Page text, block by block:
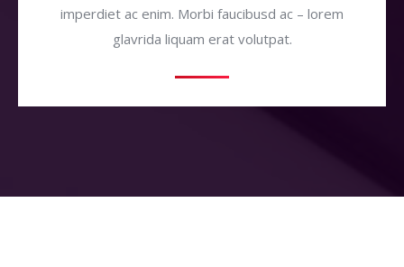
imperdiet ac enim. Morbi faucibusd ac – lorem
glavrida liquam erat volutpat.